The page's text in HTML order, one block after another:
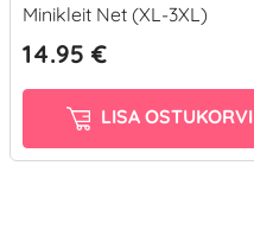
Minikleit Net (XL-3XL)
14.95 €
LISA OSTUKORVI